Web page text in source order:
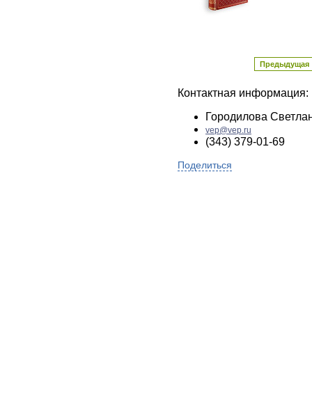
Предыдущая
Контактная информация:
Городилова
vep@vep.ru
(343) 379-01-69
Поделиться